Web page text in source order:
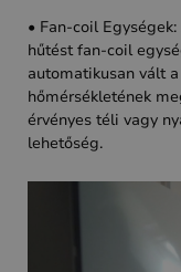
• Fan-coil
hűtést fan-coil
automatikusan vált
hőmérsékletének
érvényes téli vagy
lehetőség.